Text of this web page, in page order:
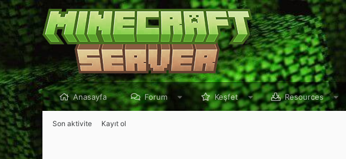
Anasayfa Forum Keşfet Resources
Son aktivite Kayıt ol